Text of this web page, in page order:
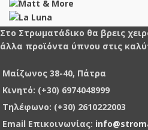
Στο Στρωματάδικο θα βρεις
άλλα προϊόντα ύπνου στις
Μαίζωνος 38-40, Πάτρα
Κινητό: (+30) 6974048999
Τηλέφωνο: (+30) 2610222003
Email Επικοινωνίας: